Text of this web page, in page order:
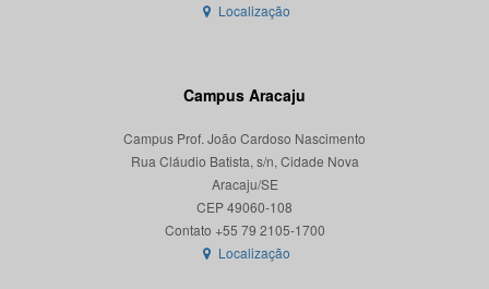
Localização
Campus Aracaju
Campus Prof. João Cardoso Nascimento
Rua Cláudio Batista, s/n, Cidade Nova
Aracaju/SE
CEP 49060-108
Localização